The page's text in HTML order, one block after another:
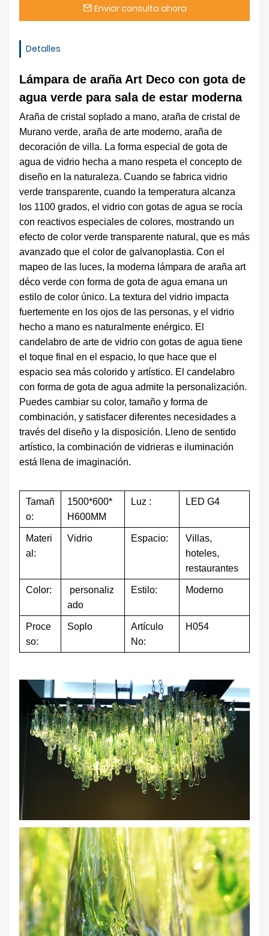
Enviar consulta ahora
Detalles
Lámpara de araña Art Deco con gota de
agua verde para sala de estar moderna
Araña de cristal soplado a mano, araña de cristal de
Murano verde, araña de arte moderno, araña de
decoración de villa. La forma especial de gota de
agua de vidrio hecha a mano respeta el concepto de
diseño en la naturaleza. Cuando se fabrica vidrio
verde transparente, cuando la temperatura alcanza
los 1100 grados, el vidrio con gotas de agua se rocía
con reactivos especiales de colores, mostrando un
efecto de color verde transparente natural, que es más
avanzado que el color de galvanoplastia. Con el
mapeo de las luces, la moderna lámpara de araña art
déco verde con forma de gota de agua emana un
estilo de color único. La textura del vidrio impacta
fuertemente en los ojos de las personas, y el vidrio
hecho a mano es naturalmente enérgico. El
candelabro de arte de vidrio con gotas de agua tiene
el toque final en el espacio, lo que hace que el
espacio sea más colorido y artístico. El candelabro
con forma de gota de agua admite la personalización.
Puedes cambiar su color, tamaño y forma de
combinación, y satisfacer diferentes necesidades a
través del diseño y la disposición. Lleno de sentido
artístico, la combinación de vidrieras e iluminación
está llena de imaginación.
Tamañ
o:
1500*600*
H600MM
Luz : LED G4
Materi
al:
Vidrio Espacio:
Villas,
hoteles,
restaurantes
Color:
personaliz
ado
Estilo: Moderno
Proce
so:
Soplo
Artículo
No:
H054